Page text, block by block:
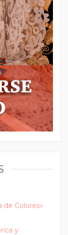
de Colores»
y